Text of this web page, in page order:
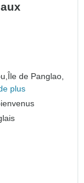
Île de Panglao,
plus